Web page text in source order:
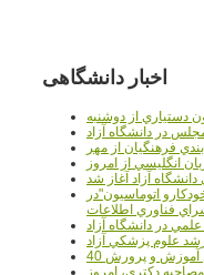
اخبار دانشگاهی
دستياري از دوشنبه
در دانشگاه آزاد
بندي فرهنگيان از مهر
انگليسي از امروز
آزاد آغاز شد
اتوماسيون"در
فناوري اطلاعات
آموزش و پرورش
دکتري، امروز